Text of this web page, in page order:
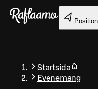
Gå till huvudinnehållet
Position
Startsida
Evenemang
Tillbaka